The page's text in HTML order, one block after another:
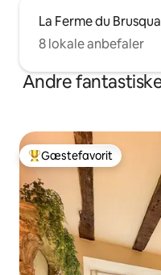
La Ferme du
8 lokale anbefaler
Andre
Bedste gæstefavorit
Gæstefavorit